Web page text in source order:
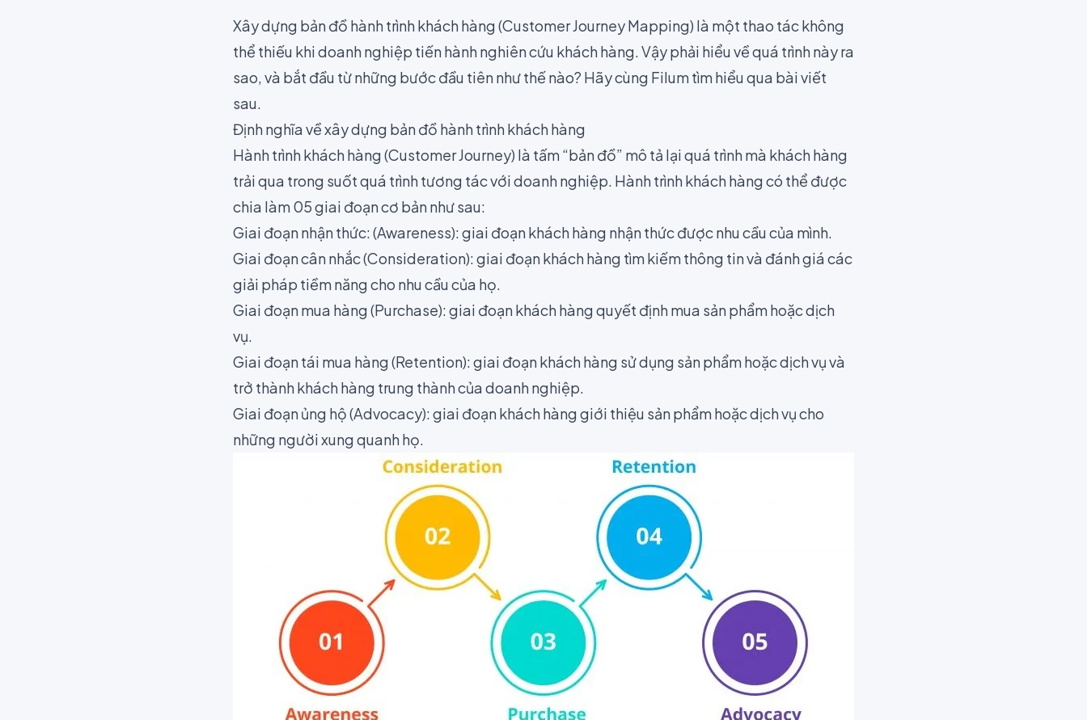
Xây dựng bản đồ hành trình khách hàng (Customer Journey Mapping) là một thao tác không
thể thiếu khi doanh nghiệp tiến hànhnghiên cứu khách hàng. Vậy phải hiểu về quá trình này ra
sao, và bắt đầu từ những bước đầu tiên như thế nào? Hãy cùng Filum tìm hiểu qua bài viết
sau.
Định nghĩa về xây dựng bản đồ hành trình khách hàng
Hành trình khách hàng (Customer Journey) là tấm “bản đồ” mô tả lại quá trình mà khách hàng
trải qua trong suốt quá trình tương tác với doanh nghiệp. Hành trình khách hàng có thể được
chia làm 05 giai đoạn cơ bản như sau:
Giai đoạn nhận thức: (Awareness): giai đoạn khách hàng nhận thức được nhu cầu của mình.
Giai đoạn cân nhắc (Consideration): giai đoạn khách hàng tìm kiếm thông tin và đánh giá các
giải pháp tiềm năng cho nhu cầu của họ.
Giai đoạn mua hàng (Purchase): giai đoạn khách hàng quyết định mua sản phẩm hoặc dịch
vụ.
Giai đoạn tái mua hàng (Retention): giai đoạn khách hàng sử dụng sản phẩm hoặc dịch vụ và
trở thành khách hàng trung thành của doanh nghiệp.
Giai đoạn ủng hộ (Advocacy): giai đoạn khách hàng giới thiệu sản phẩm hoặc dịch vụ cho
những người xung quanh họ.